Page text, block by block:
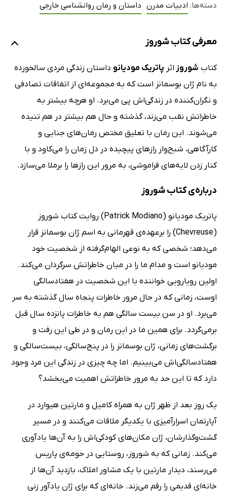
دسته‌ها: ادبیات مدرن داستان و رمان روانشناسی خارجی
معرفی کتاب شوروز
کتاب شوروز اثر پاتریک مودیانو داستان زندگی مردی سالخورده
به نام ژان بوسمانز است که به مجموعه‌ای از اتفاقات تصادفی
و نگران‌کننده در زندگی‌اش پی می‌برد. او هرچه بیشتر به
خاطراتش نقب می‌زند، گذشته و حال هم بیشتر در هم تنیده
می‌شوند. این رمان با تعلیق مختص رمان‌های جنایی و
کارآگاهی، شبح‌وار رازهای پیچیده در دل زمان را می‌کاود و با
کنار زدن لایه‌های فراموشی، به مرور این رازها را برملا می‌سازد.
درباره‌ی کتاب شوروز
پاتریک مودیانو (Patrick Modiano) روایت کتاب شوروز
(Chevreuse) را برعهده‌ی قهرمانی به اسم ژان بوسمانز قرار
می‌دهد؛ شخصی که به نوعی الهام‌گرفته از شخصیت خود
مودیانو است و مدام ما را در میان خاطراتش سرگردان می‌کند.
اولین رویارویی خواننده با این شخصیت در هفتادسالگی
اوست، زمانی که در حال مرور خاطرات پنجاه سال گذشته به سر
می‌برد. او در سن بیست سالگی هم به خاطرات پانزده سال قبل
برمی‌گردد. برای همین ما در این رمان و در طی این رفت و
برگشت‌های زمانی، ژان بوسمانز را در پنج‌سالگی، بیست‌سالگی و
هفتادسالگی‌اش می‌بینیم. اما چه چیزی در زندگی این مرد وجود
دارد که تا این حد به مرور خاطراتش اهمیت می‌بخشد؟
یک روز بعد از ظهر ژان به همراه کامیل و مارتین هیوارد در
آپارتمان اسرارآمیزی با یکدیگر ملاقات می‌کنند و در مسیر
گشت‌وگذارشان، ژان مکان‌های کودکی‌اش را به آن‌ها یادآوری
می‌کند. زمانی که به شوروز، روستایی در حومه‌ی پاریس
می‌رسند، دیدار مارتین با یک مشاور املاک، بازدید آن‌ها از
خانه‌ای قدیمی را رقم می‌زند. خانه‌ای که برای ژان یادآور زنی